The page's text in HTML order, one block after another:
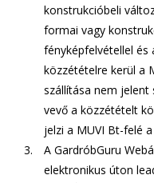
konstrukcióbeli
formai vagy
fényképfelvétellel
közzétételre kerül a
szállítása nem jelent
vevő a közzétételt
jelzi a MUVI Bt-felé
A GardróbGuru
elektronikus úton